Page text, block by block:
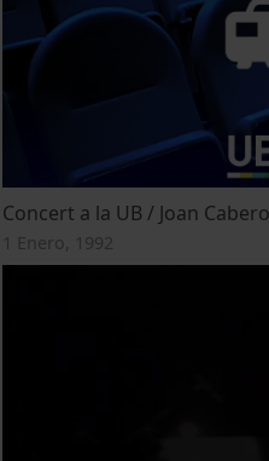
Concert a la UB / Joan
1 Enero, 1992